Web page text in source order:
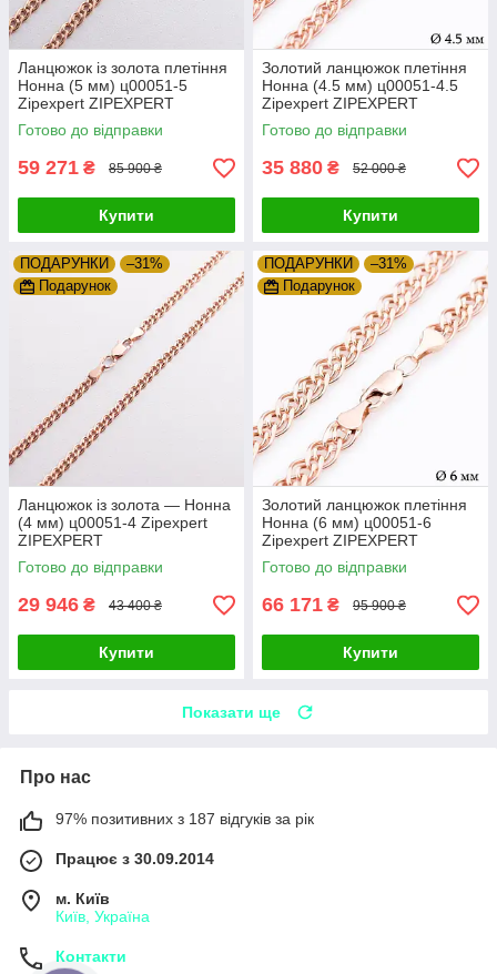
Ланцюжок із золота плетіння
Нонна (5 мм) ц00051-5
Zipexpert ZIPEXPERT
Готово до відправки
59 271 ₴ 85 900 ₴
Купити
Золотий ланцюжок плетіння
Нонна (4.5 мм) ц00051-4.5
Zipexpert ZIPEXPERT
Готово до відправки
35 880 ₴ 52 000 ₴
Купити
ПОДАРУНКИ
–31%
Подарунок
Ланцюжок із золота — Нонна
(4 мм) ц00051-4 Zipexpert
ZIPEXPERT
Готово до відправки
29 946 ₴ 43 400 ₴
Купити
ПОДАРУНКИ
–31%
Подарунок
Золотий ланцюжок плетіння
Нонна (6 мм) ц00051-6
Zipexpert ZIPEXPERT
Готово до відправки
66 171 ₴ 95 900 ₴
Купити
Показати ще
Про нас
97% позитивних з 187 відгуків за рік
Працює з 30.09.2014
м. Київ
Київ, Україна
Контакти